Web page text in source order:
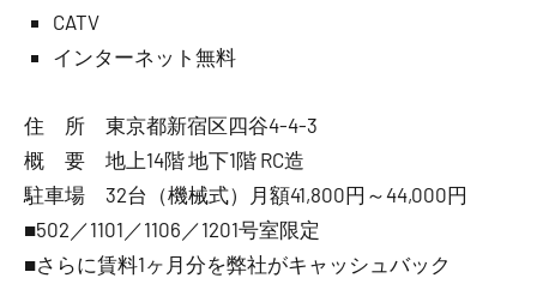
CATV
インターネット無料
住 所 東京都新宿区四谷4-4-3
概 要 地上14階 地下1階 RC造
駐車場 32台（機械式）月額41,800円～44,000円
■502／1101／1106／1201号室限定
■さらに賃料1ヶ月分を弊社がキャッシュバック